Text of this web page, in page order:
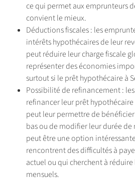
ce qui permet aux emprunteurs
convient le mieux.
Déductions fiscales : les
intérêts hypothécaires de leur
peut réduire leur charge fiscale
représenter des économies
surtout si le prêt hypothécaire à
Possibilité de refinancement :
refinancer leur prêt
peut leur permettre de
bas ou de modifier leur durée
peut être une option
rencontrent des difficultés à
actuel ou qui cherchent à
mensuels.